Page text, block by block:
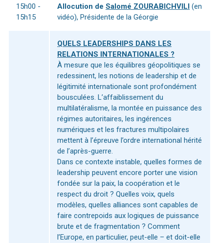
15h00 -
15h15
Allocution de Salomé ZOURABICHVILI (en
vidéo), Présidente de la Géorgie
QUELS LEADERSHIPS DANS LES
RELATIONS INTERNATIONALES ?
À mesure que les équilibres géopolitiques se
redessinent, les notions de leadership et de
légitimité internationale sont profondément
bousculées. L’affaiblissement du
multilatéralisme, la montée en puissance des
régimes autoritaires, les ingérences
numériques et les fractures multipolaires
mettent à l’épreuve l’ordre international hérité
de l’après-guerre.
Dans ce contexte instable, quelles formes de
leadership peuvent encore porter une vision
fondée sur la paix, la coopération et le
respect du droit ? Quelles voix, quels
modèles, quelles alliances sont capables de
faire contrepoids aux logiques de puissance
brute et de fragmentation ? Comment
l’Europe, en particulier, peut-elle – et doit-elle